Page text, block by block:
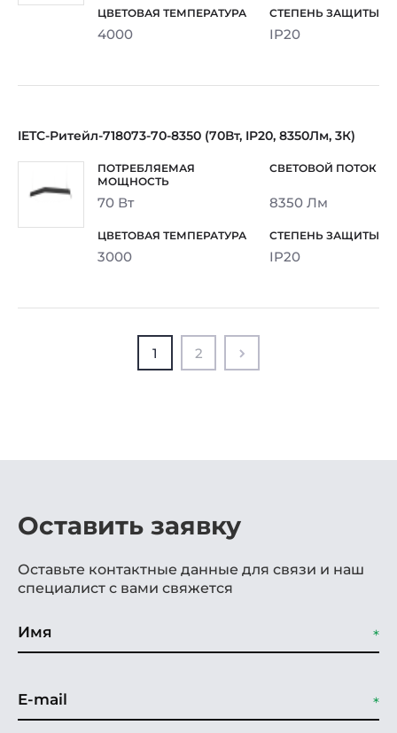
4000 IP20
IETC-Ритейл-718073-70-8350 (70Вт, IP20, 8350Лм, 3К)
70 Вт 8350 Лм
3000 IP20
1 2
Оставить заявку
Оставьте контактные данные для связи и наш
специалист с вами свяжется